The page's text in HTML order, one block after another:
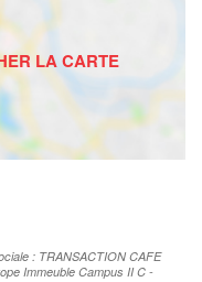
: TRANSACTION CAFE
Immeuble Campus II C -